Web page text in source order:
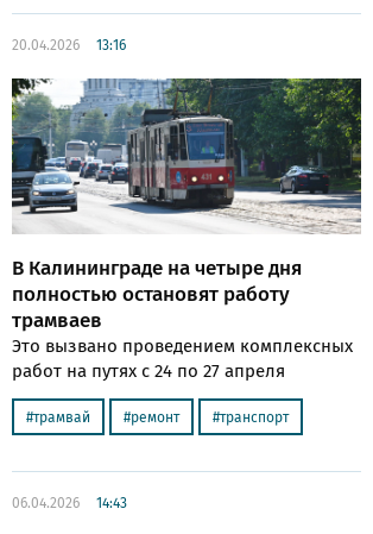
20.04.2026 13:16
В Калининграде на четыре дня
полностью остановят работу
трамваев
Это вызвано проведением комплексных
работ на путях с 24 по 27 апреля
трамвай ремонт транспорт
06.04.2026 14:43